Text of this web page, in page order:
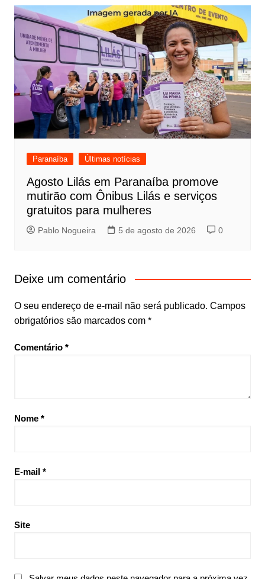
Paranaíba Últimas notícias
Agosto Lilás em Paranaíba promove
mutirão com Ônibus Lilás e serviços
gratuitos para mulheres
Pablo Nogueira 5 de agosto de 2026 0
Deixe um comentário
O seu endereço de e-mail não será publicado. Campos
obrigatórios são marcados com *
Comentário *
Nome *
E-mail *
Site